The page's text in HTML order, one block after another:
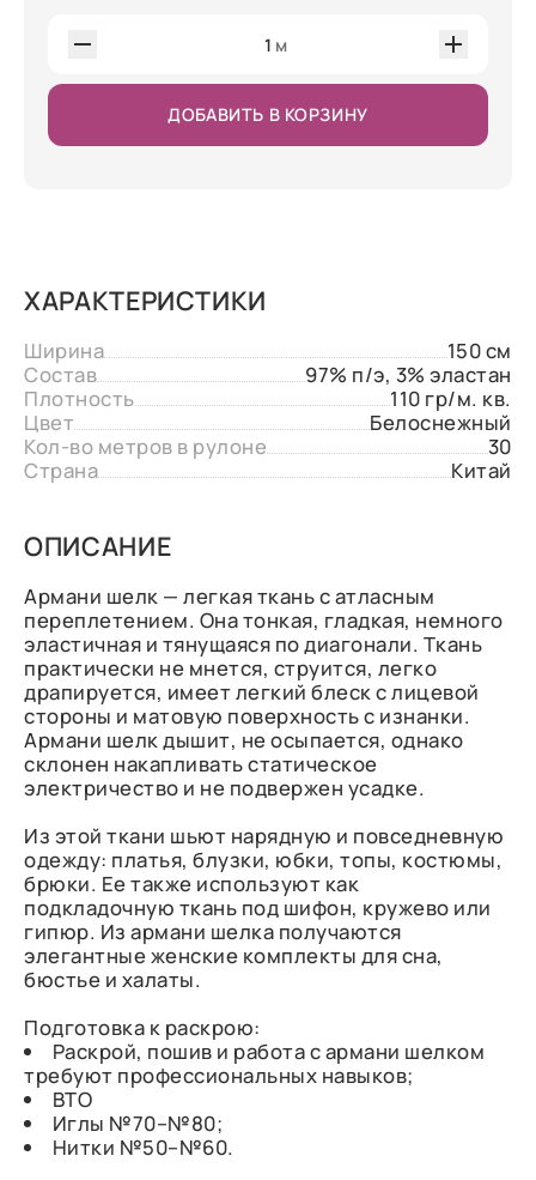
1 м
ДОБАВИТЬ В КОРЗИНУ
ХАРАКТЕРИСТИКИ
Ширина
150 см
Состав
97% п/э, 3% эластан
Плотность
110 гр/м. кв.
Цвет
Белоснежный
Кол-во метров в рулоне
30
Страна
Китай
ОПИСАНИЕ
Армани шелк — легкая ткань с атласным
переплетением. Она тонкая, гладкая, немного
эластичная и тянущаяся по диагонали. Ткань
практически не мнется, струится, легко
драпируется, имеет легкий блеск с лицевой
стороны и матовую поверхность с изнанки.
Армани шелк дышит, не осыпается, однако
склонен накапливать статическое
электричество и не подвержен усадке.
Из этой ткани шьют нарядную и повседневную
одежду: платья, блузки, юбки, топы, костюмы,
брюки. Ее также используют как
подкладочную ткань под шифон, кружево или
гипюр. Из армани шелка получаются
элегантные женские комплекты для сна,
бюстье и халаты.
Подготовка к раскрою:
Раскрой, пошив и работа с армани шелком
требуют профессиональных навыков;
ВТО
Иглы №70–№80;
Нитки №50–№60.